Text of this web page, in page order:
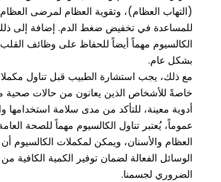
(التهاب العظام)، وتقوية العظام لمرضى
للمساعدة في تخفيض ضغط الدم. إضافة إلى
الكالسيوم مهماً أيضاً للحفاظ على وظائف
بشكل عام.
مع ذلك، يجب استشارة الطبيب قبل تناول
خاصةً للأشخاص الذين يعانون من حالات صحية
أدوية معينة، للتأكد من مدى سلامة استخدامها
عموماً، يُعتبر تناول الكالسيوم مهماً للصحة
العظام والأسنان، ويمكن لمكملات الكالسيوم
الوسائل الفعالة لضمان توفير الكمية الكافية
الضروري لجسمنا.